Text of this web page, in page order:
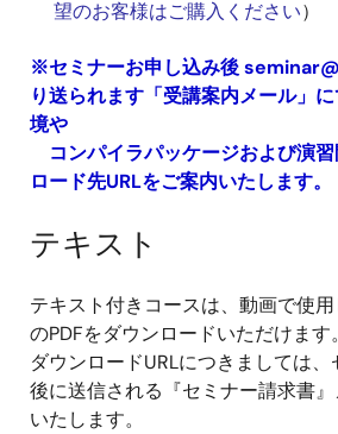
望のお客様はご購入ください）
※セミナーお申し込み後
り送られます「受講案内メール」
境や
コンパイラパッケージおよび演
ロード先URLをご案内いたします。
テキスト
テキスト付きコースは、動画で使
のPDFをダウンロードいただけます。
ダウンロードURLにつきましては
後に送信される『セミナー請求書
いたします。